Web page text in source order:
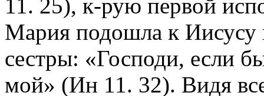
11. 25), к-рую первой
Мария подошла к Иисусу
сестры: «Господи, если
мой» (Ин 11. 32). Видя